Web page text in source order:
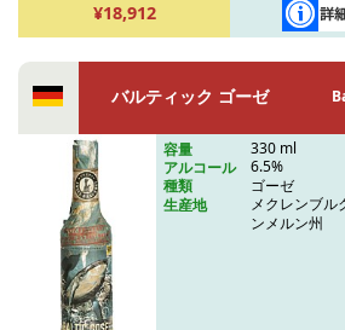
¥18,912
バルティック ゴーゼ
容量
330 ml
アルコール
6.5%
種類
ゴーゼ
生産地
メクレンブル
ンメルン州